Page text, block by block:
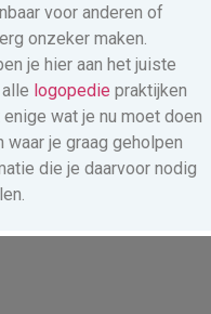
voor anderen of
onzeker maken.
je hier aan het juiste
logopedie praktijken
wat je nu moet doen
je graag geholpen
die je daarvoor nodig